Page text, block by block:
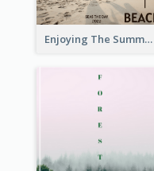
Enjoying The Summer Post Card